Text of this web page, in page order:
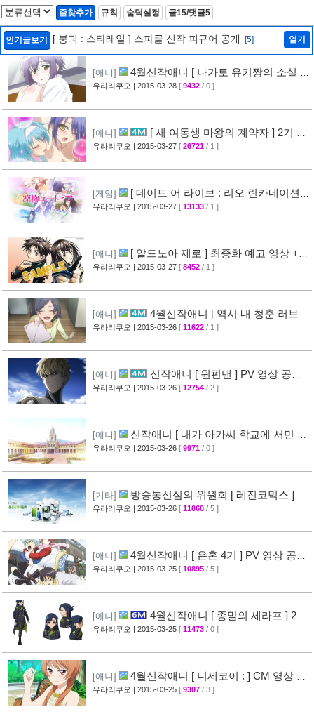
즐찾추가 규칙 숨덕설정 글15/댓글5
인기글보기 [ 붕괴 : 스타레일 ] 스파클 신작 피규어 공개 [5] 열기
[애니]
4월신작애니 [ 나가토 유키짱의 소실 ]
PV 영상 공개 [35]
유라리쿠오 | 2015-03-28 [ 9432 / 0 ]
[애니]
[ 새 여동생 마왕의 계약자 ] 2기 제
작 결정 + 티저 영상 공개 [45]
유라리쿠오 | 2015-03-27 [ 26721 / 1 ]
[게임]
[ 데이트 어 라이브 : 리오 린카네이션 ]
PV 영상 공개 [36]
유라리쿠오 | 2015-03-27 [ 13133 / 1 ]
[애니]
[ 알드노아 제로 ] 최종화 예고 영상 +
만화 신작 발매 정보 [40]
유라리쿠오 | 2015-03-27 [ 8452 / 1 ]
[애니]
4월신작애니 [ 역시 내 청춘 러브코
메디는 잘못됐다 속 ] 2차 PV 영상 공개
유라리쿠오 | 2015-03-26 [ 11622 / 1 ]
[애니]
신작애니 [ 원펀맨 ] PV 영상 공개 (
onepunchman ) [49]
유라리쿠오 | 2015-03-26 [ 12754 / 2 ]
[애니]
신작애니 [ 내가 아가씨 학교에 서민 샘
플로 겟츠당한 사건 ] 티저 영상 공개
유라리쿠오 | 2015-03-26 [ 9971 / 0 ]
[기타]
방송통신심의 위원회 [ 레진코믹스 ] 접
속 차단 보류 소식 [51]
유라리쿠오 | 2015-03-26 [ 11060 / 5 ]
[애니]
4월신작애니 [ 은혼 4기 ] PV 영상 공
개 [67]
유라리쿠오 | 2015-03-25 [ 10895 / 5 ]
[애니]
4월신작애니 [ 종말의 세라프 ] 2차
PV 영상 공개 [32]
유라리쿠오 | 2015-03-25 [ 11473 / 0 ]
[애니]
4월신작애니 [ 니세코이 : ] CM 영상 공
개 [47]
유라리쿠오 | 2015-03-25 [ 9307 / 3 ]